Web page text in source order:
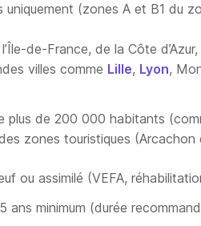
uniquement (zones A et B1 du
de-France, de la Côte
villes comme Lille, Lyon,
plus de 200 000 habitants
zones touristiques
ou assimilé (VEFA,
ans minimum (durée